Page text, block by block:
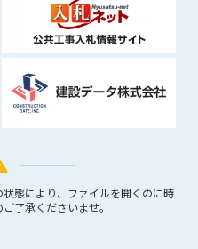
態により、ファイルを開くのに時
了承くださいませ。
たは提供しないものとしま
に事前に同意している場合
的な処理をした形式で第三
産、安全等を保護するため
た場合
下に該当する、またはその